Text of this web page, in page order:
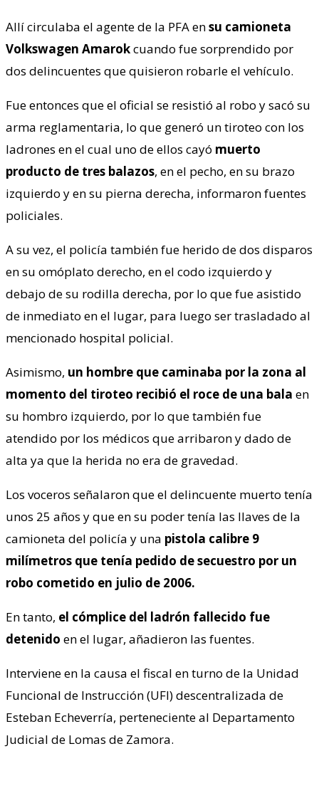
Allí circulaba el agente de la PFA ensu camioneta
Volkswagen Amarokcuando fue sorprendido por
dos delincuentes que quisieron robarle el vehículo.
Fue entonces que el oficial se resistió al robo y sacó su
arma reglamentaria, lo que generó un tiroteo con los
ladrones en el cual uno de ellos cayó muerto
producto de tres balazos, en el pecho, en su brazo
izquierdo y en su pierna derecha, informaron fuentes
policiales.
A su vez, el policía también fue herido de dos disparos
en su omóplato derecho, en el codo izquierdo y
debajo de su rodilla derecha, por lo que fue asistido
de inmediato en el lugar, para luego ser trasladado al
mencionado hospital policial.
Asimismo, un hombre que caminaba por la zona al
momento del tiroteo recibió el roce de una bala en
su hombro izquierdo, por lo que también fue
atendido por los médicos que arribaron y dado de
alta ya que la herida no era de gravedad.
Los voceros señalaron que el delincuente muerto tenía
unos 25 años y que en su poder tenía las llaves de la
camioneta del policía y una pistola calibre 9
milímetros que tenía pedido de secuestro por un
robo cometido en julio de 2006.
En tanto, el cómplice del ladrón fallecido fue
detenido en el lugar, añadieron las fuentes.
Interviene en la causa el fiscal en turno de la Unidad
Funcional de Instrucción (UFI) descentralizada de
Esteban Echeverría, perteneciente al Departamento
Judicial de Lomas de Zamora.